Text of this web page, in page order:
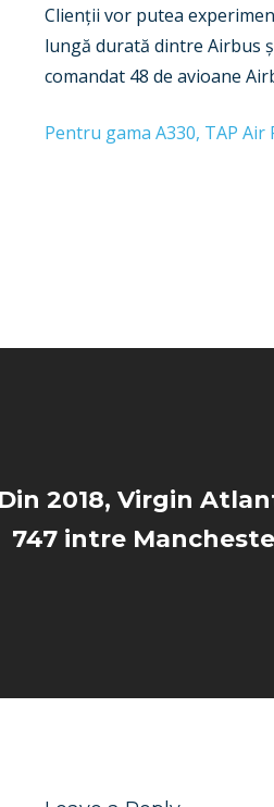
Clienții vor putea
lungă durată dintre Airbus
comandat 48 de avioane
Pentru gama A330, TAP
Din 2018, Virgin
747 intre